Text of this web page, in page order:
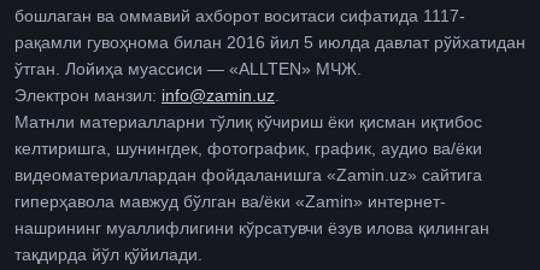
бошлаган ва оммавий ахборот воситаси сифатида 1117-
рақамли гувоҳнома билан 2016 йил 5 июлда давлат рўйхатидан
ўтган. Лойиҳа муассиси — «ALLTEN» МЧЖ.
Электрон манзил: info@zamin.uz
Матнли материалларни тўлиқ кўчириш ёки қисман иқтибос
келтиришга, шунингдек, фотографик, график, аудио ва/ёки
видеоматериаллардан фойдаланишга «Zamin.uz» сайтига
гиперҳавола мавжуд бўлган ва/ёки «Zamin» интернет-
нашрининг муаллифлигини кўрсатувчи ёзув илова қилинган
тақдирда йўл қўйилади.